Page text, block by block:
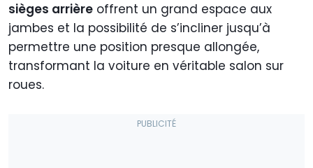
sièges arrière offrent un grand espace aux
jambes et la possibilité de s’incliner jusqu’à
permettre une position presque allongée,
transformant la voiture en véritable salon sur
roues.